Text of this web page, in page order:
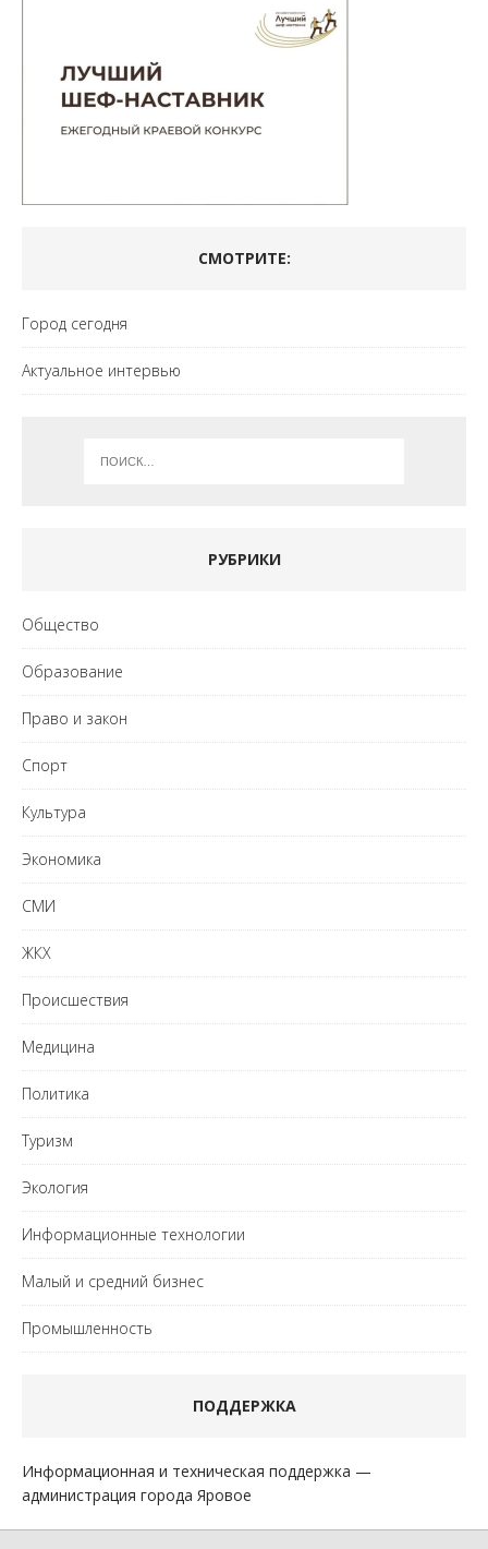
СМОТРИТЕ:
Город сегодня
Актуальное интервью
РУБРИКИ
Общество
Образование
Право и закон
Спорт
Культура
Экономика
СМИ
ЖКХ
Происшествия
Медицина
Политика
Туризм
Экология
Информационные технологии
Малый и средний бизнес
Промышленность
ПОДДЕРЖКА
Информационная и техническая поддержка —
администрация города Яровое